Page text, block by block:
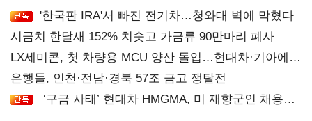
'한국판 IRA'서 빠진 전기차…청와대 벽에 막혔다
시금치 한달새 152% 치솟고 가금류 90만마리 폐사
LX세미콘, 첫 차량용 MCU 양산 돌입…현대차·기아에
공급
은행들, 인천·전남·경북 57조 금고 쟁탈전
‘구금 사태’ 현대차 HMGMA, 미 재향군인 채용